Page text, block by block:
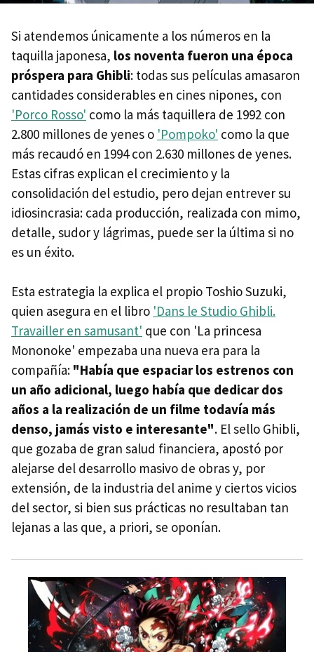
Si atendemos únicamente a los números en la
taquilla japonesa, los noventa fueron una época
próspera para Ghibli: todas sus películas amasaron
cantidades considerables en cines nipones, con
'Porco Rosso' como la más taquillera de 1992 con
2.800 millones de yenes o 'Pompoko' como la que
más recaudó en 1994 con 2.630 millones de yenes.
Estas cifras explican el crecimiento y la
consolidación del estudio, pero dejan entrever su
idiosincrasia: cada producción, realizada con mimo,
detalle, sudor y lágrimas, puede ser la última si no
es un éxito.
Esta estrategia la explica el propio Toshio Suzuki,
quien asegura en el libro 'Dans le Studio Ghibli.
Travailler en samusant' que con 'La princesa
Mononoke' empezaba una nueva era para la
compañía: "Había que espaciar los estrenos con
un año adicional, luego había que dedicar dos
años a la realización de un filme todavía más
denso, jamás visto e interesante". El sello Ghibli,
que gozaba de gran salud financiera, apostó por
alejarse del desarrollo masivo de obras y, por
extensión, de la industria del anime y ciertos vicios
del sector, si bien sus prácticas no resultaban tan
lejanas a las que, a priori, se oponían.